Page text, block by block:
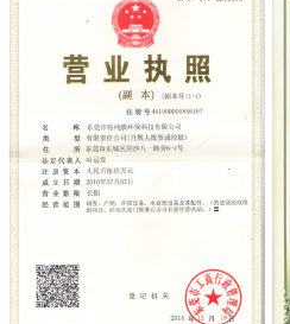
实用新型专利证书 电渗
析器用浓水隔板组件